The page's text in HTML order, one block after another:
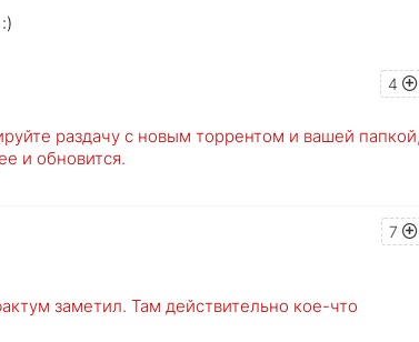
4
раздачу с новым торрентом и вашей папкой,
и обновится.
7
заметил. Там действительно кое-что